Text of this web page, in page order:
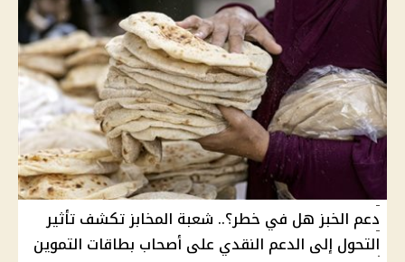
دعم الخبز هل في خطر؟.. شعبة المخابز تكشف تأثير
التحول إلى الدعم النقدي على أصحاب بطاقات التموين